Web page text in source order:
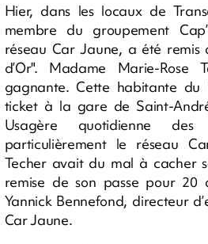
Hier, dans les locaux de
membre du groupement
réseau Car Jaune, a été
d’Or". Madame Marie-Rose
gagnante. Cette habitante
ticket à la gare de Saint-
Usagère quotidienne des
particulièrement le réseau
Techer avait du mal à cacher
remise de son passe pour
Yannick Bennefond, directeur
Car Jaune.